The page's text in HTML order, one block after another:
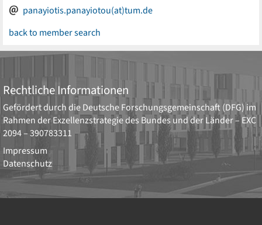
panayiotis.panayiotou(at)tum.de
back to member search
Rechtliche Informationen
Gefördert durch dieDeutsche Forschungsgemeinschaft (DFG) im
Rahmen der Exzellenzstrategie des Bundes und der Länder – EXC
2094 – 390783311
Impressum
Datenschutz